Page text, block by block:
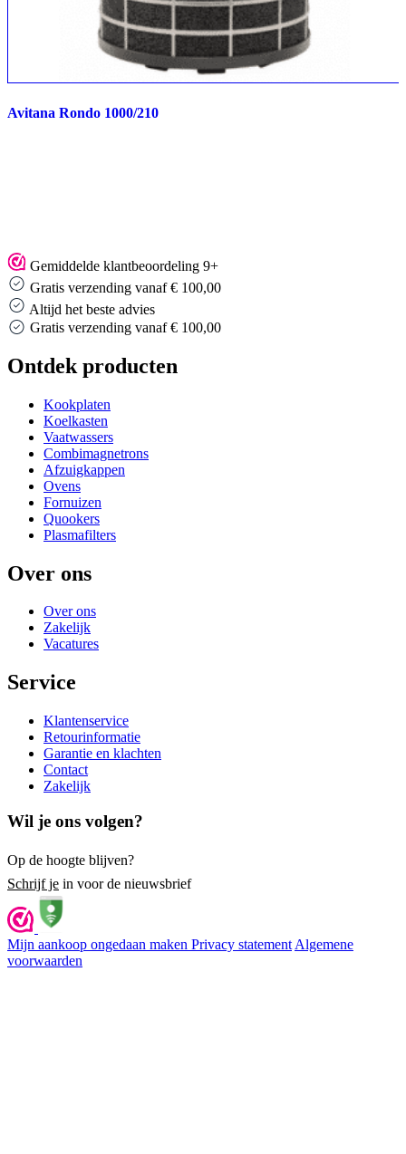
Avitana Rondo 1000/210
Gemiddelde klantbeoordeling 9+
Gratis verzending vanaf € 100,00
Altijd het beste advies
Gratis verzending vanaf € 100,00
Ontdek producten
Kookplaten
Koelkasten
Vaatwassers
Combimagnetrons
Afzuigkappen
Ovens
Fornuizen
Quookers
Plasmafilters
Over ons
Over ons
Zakelijk
Vacatures
Service
Klantenservice
Retourinformatie
Garantie en klachten
Contact
Zakelijk
Wil je ons volgen?
Op de hoogte blijven?
Schrijf je in voor de nieuwsbrief
Mijn aankoop ongedaan maken Privacy statement Algemene
voorwaarden